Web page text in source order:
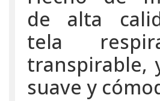
de alta
tela
transpirable,
suave y